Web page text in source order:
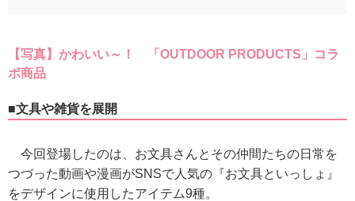
【写真】かわいい～！ 「OUTDOOR PRODUCTS」コラ
ボ商品
■文具や雑貨を展開
今回登場したのは、お文具さんとその仲間たちの日常を
つづった動画や漫画がSNSで人気の『お文具といっしょ』
をデザインに使用したアイテム9種。